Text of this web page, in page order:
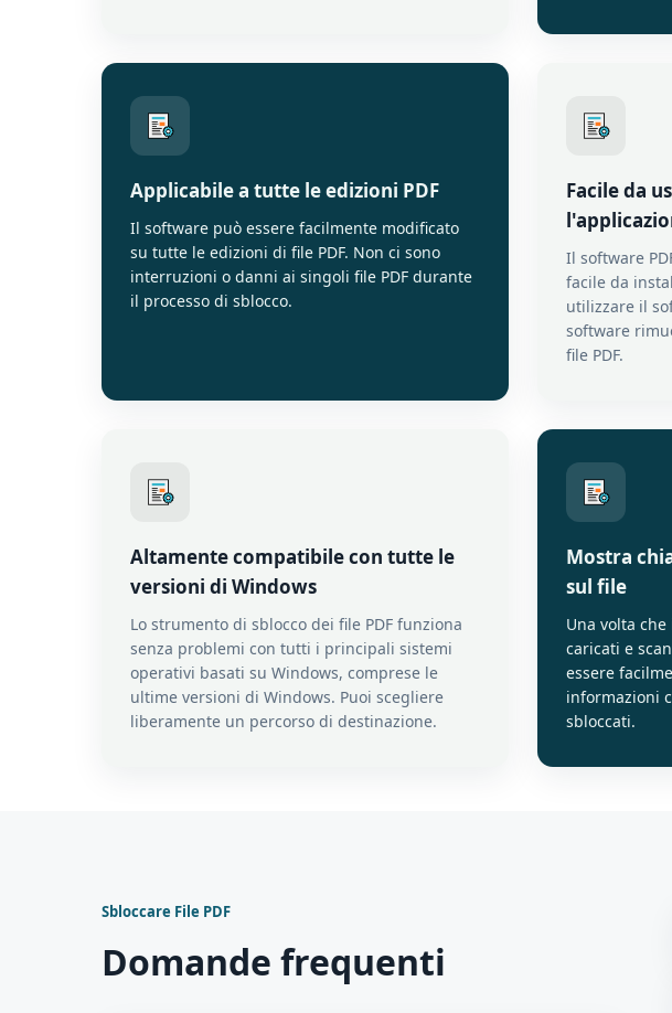
Applicabile a tutte le edizioni PDF
Il software può essere facilmente modificato
su tutte le edizioni di file PDF. Non ci sono
interruzioni o danni ai singoli file PDF durante
il processo di sblocco.
Facile da
Il software
facile da
utilizzare il
software
file PDF.
Altamente compatibile con tutte le
versioni di Windows
Lo strumento di sblocco dei file PDF funziona
senza problemi con tutti i principali sistemi
operativi basati su Windows, comprese le
ultime versioni di Windows. Puoi scegliere
liberamente un percorso di destinazione.
Mostra
sul file
Una volta
caricati e
essere
informazioni
sbloccati.
Sbloccare File PDF
Domande frequenti